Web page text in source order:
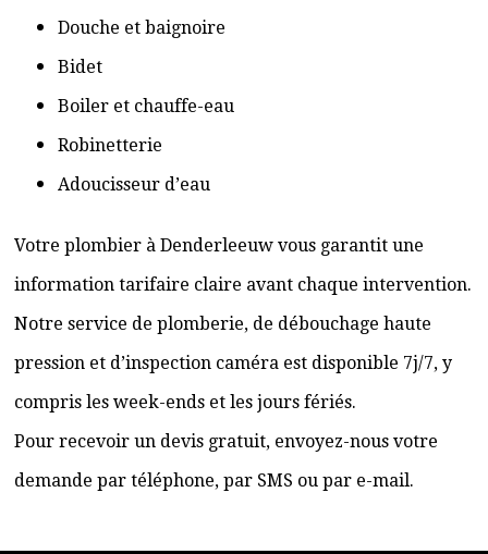
Douche et baignoire
Bidet
Boiler et chauffe-eau
Robinetterie
Adoucisseur d’eau
Votre plombier à Denderleeuw vous garantit une
information tarifaire claire avant chaque intervention.
Notre service de plomberie, de débouchage haute
pression et d’inspection caméra est disponible 7j/7, y
compris les week-ends et les jours fériés.
Pour recevoir un devis gratuit, envoyez-nous votre
demande par téléphone, par SMS ou par e-mail.